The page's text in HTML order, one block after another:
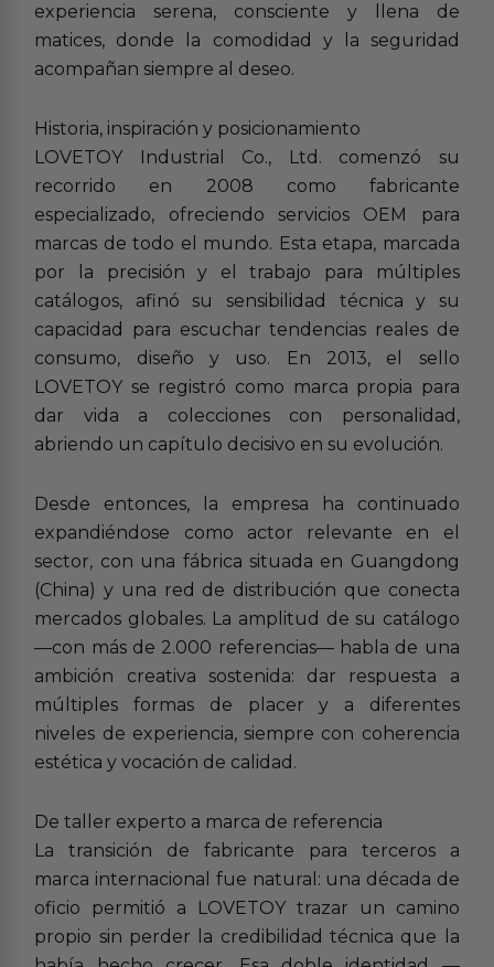
experiencia serena, consciente y llena de
matices, donde la comodidad y la seguridad
acompañan siempre al deseo.
Historia, inspiración y posicionamiento
LOVETOY Industrial Co., Ltd. comenzó su
recorrido en 2008 como fabricante
especializado, ofreciendo servicios OEM para
marcas de todo el mundo. Esta etapa, marcada
por la precisión y el trabajo para múltiples
catálogos, afinó su sensibilidad técnica y su
capacidad para escuchar tendencias reales de
consumo, diseño y uso. En 2013, el sello
LOVETOY se registró como marca propia para
dar vida a colecciones con personalidad,
abriendo un capítulo decisivo en su evolución.
Desde entonces, la empresa ha continuado
expandiéndose como actor relevante en el
sector, con una fábrica situada en Guangdong
(China) y una red de distribución que conecta
mercados globales. La amplitud de su catálogo
—con más de 2.000 referencias— habla de una
ambición creativa sostenida: dar respuesta a
múltiples formas de placer y a diferentes
niveles de experiencia, siempre con coherencia
estética y vocación de calidad.
De taller experto a marca de referencia
La transición de fabricante para terceros a
marca internacional fue natural: una década de
oficio permitió a LOVETOY trazar un camino
propio sin perder la credibilidad técnica que la